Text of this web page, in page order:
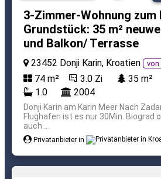
3-Zimmer-Wohnung zum
Grundstück: 35 m²
und Balkon/ Terrasse
23452 Donji Karin, Kroatien von
74 m² 3.0 Zi 35 m²
1.0
2004
Donji Karin am Karin Meer Nach
Flughafen ist es nur 30Min. Biograd
auch ...
Privatanbieter in